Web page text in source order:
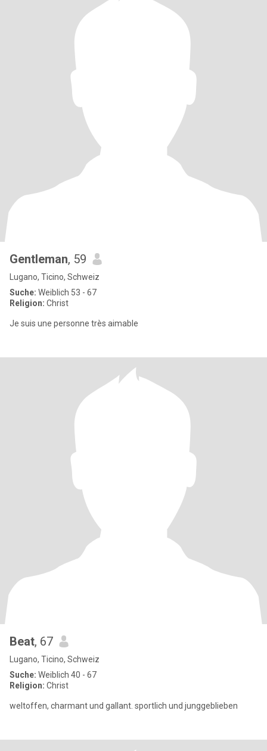
Gentleman, 59
Lugano, Ticino, Schweiz
Suche: Weiblich 53 - 67
Religion: Christ
Je suis une personne très aimable
Beat, 67
Lugano, Ticino, Schweiz
Suche: Weiblich 40 - 67
Religion: Christ
weltoffen, charmant und gallant. sportlich und junggeblieben